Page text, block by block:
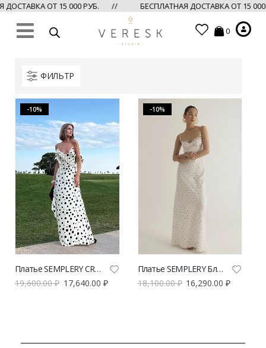
ОТ 15 000 РУБ. // БЕСПЛАТНАЯ ДОСТАВКА ОТ 15
0
ФИЛЬТР
-10%
Платье SEMPLERY CRUELLA из вискозы в горох | VERESK studio
19,600.00₽ 17,640.00 ₽
-10%
Платье SEMPLERY Бланш | VERESK studio
18,100.00₽ 16,290.00₽